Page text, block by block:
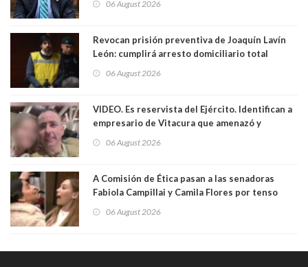
día que me muera”
06 August 2026
Revocan prisión preventiva de Joaquín Lavín
León: cumplirá arresto domiciliario total
06 August 2026
VIDEO. Es reservista del Ejército. Identifican a
empresario de Vitacura que amenazó y
al "ring raja". Se trata de Andrés Arrieta y la
06 August 2026
A Comisión de Ética pasan a las senadoras
Fabiola Campillai y Camila Flores por tenso
06 August 2026